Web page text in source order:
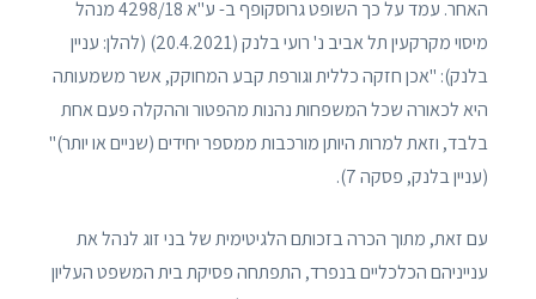
האחר. עמד על כך השופט גרוסקופף ב- ע"א 4298/18 מנהל
מיסוי מקרקעין תל אביב נ' רועי בלנק (20.4.2021) (להלן: עניין
בלנק): "אכן חזקה כללית וגורפת קבע המחוקק, אשר משמעותה
היא לכאורה שכל המשפחות נהנות מהפטור וההקלה פעם אחת
בלבד, וזאת למרות היותן מורכבות ממספר יחידים (שניים או יותר)"
(עניין בלנק, פסקה 7).
עם זאת, מתוך הכרה בזכותם הלגיטימית של בני זוג לנהל את
ענייניהם הכלכליים בנפרד, התפתחה פסיקת בית המשפט העליון